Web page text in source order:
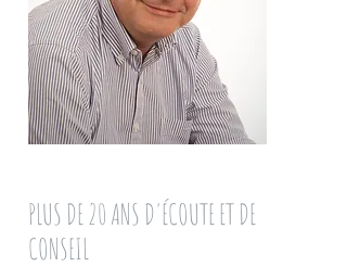
PLUS DE 20 ANS D'ÉCOUTE ET DE
CONSEIL